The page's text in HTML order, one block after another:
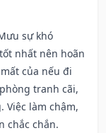
sự khó
nhất nên hoãn
của nếu đi
tranh cãi,
làm chậm,
chắc chắn.